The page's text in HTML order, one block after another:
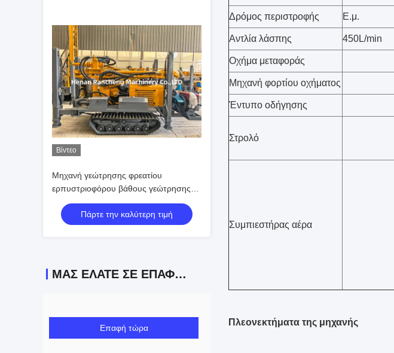
Βίντεο
Μηχανή γεώτρησης φρεατίου
ερπυστριοφόρου βάθους γεώτρησης
150M με κινητήρα ντίζελ 42 KW
Πάρτε την καλύτερη τιμή
ΜΑΣ ΕΛΆΤΕ ΣΕ ΕΠΑΦΉ ΜΕ
Επαφή τώρα
Δρόμος περιστροφής Ε.μ.
Αντλία λάσπης 450L/min
Οχήμα μεταφοράς
Μηχανή φορτίου οχήματος
Έντυπο οδήγησης
Στρολό
Συμπιεστήρας αέρα
Πλεονεκτήματα της μηχανής